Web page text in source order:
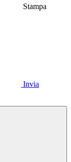
Stampa
Invia